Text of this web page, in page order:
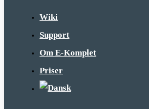
Wiki
Support
Om E-Komplet
Priser